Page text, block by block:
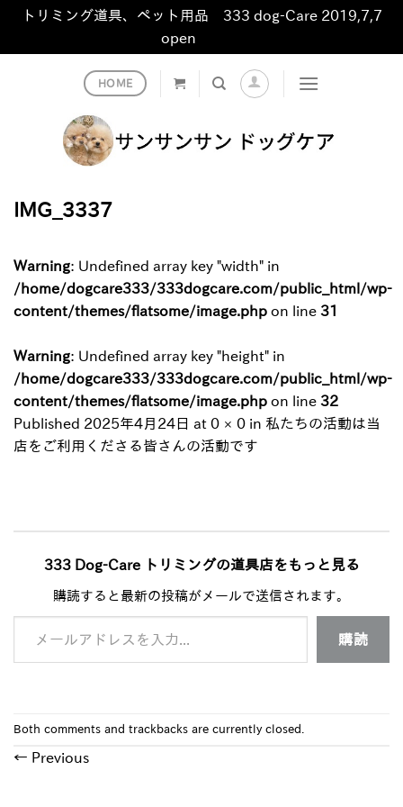
トリミング道具、ペット用品 333 dog-Care 2019,7,7
open
HOME
IMG_3337
Warning: Undefined array key "width" in
/home/dogcare333/333dogcare.com/public_html/wp-
content/themes/flatsome/image.php on line 31
Warning: Undefined array key "height" in
/home/dogcare333/333dogcare.com/public_html/wp-
content/themes/flatsome/image.php on line 32
Published 2025年4月24日 at 0 × 0 in 私たちの活動は当
店をご利用くださる皆さんの活動です
333 Dog-Care トリミングの道具店をもっと見る
購読すると最新の投稿がメールで送信されます。
メールアドレスを入力...
購読
Both comments and trackbacks are currently closed.
← Previous